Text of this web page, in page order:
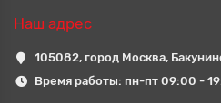
Наш адрес
105082, город Москва,
Время работы: пн-пт 09:00 -